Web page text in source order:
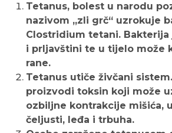
Tetanus, bolest u narodu
nazivom „zli grč“ uzrokuje
Clostridium tetani.
i prljavštini te u tijelo može
rane.
Tetanus utiče živčani
proizvodi toksin koji može
ozbiljne kontrakcije mišića,
čeljusti, leđa i trbuha.